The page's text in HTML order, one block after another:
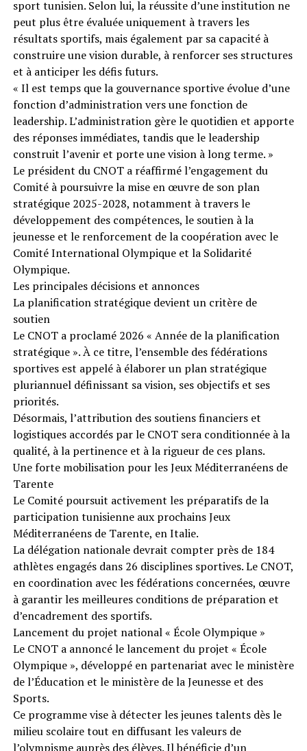
sport tunisien. Selon lui, la réussite d’une institution ne
peut plus être évaluée uniquement à travers les
résultats sportifs, mais également par sa capacité à
construire une vision durable, à renforcer ses structures
et à anticiper les défis futurs.
« Il est temps que la gouvernance sportive évolue d’une
fonction d’administration vers une fonction de
leadership. L’administration gère le quotidien et apporte
des réponses immédiates, tandis que le leadership
construit l’avenir et porte une vision à long terme. »
Le président du CNOT a réaffirmé l’engagement du
Comité à poursuivre la mise en œuvre de son plan
stratégique 2025-2028, notamment à travers le
développement des compétences, le soutien à la
jeunesse et le renforcement de la coopération avec le
Comité International Olympique et la Solidarité
Olympique.
Les principales décisions et annonces
La planification stratégique devient un critère de
soutien
Le CNOT a proclamé 2026 « Année de la planification
stratégique ». À ce titre, l’ensemble des fédérations
sportives est appelé à élaborer un plan stratégique
pluriannuel définissant sa vision, ses objectifs et ses
priorités.
Désormais, l’attribution des soutiens financiers et
logistiques accordés par le CNOT sera conditionnée à la
qualité, à la pertinence et à la rigueur de ces plans.
Une forte mobilisation pour les Jeux Méditerranéens de
Tarente
Le Comité poursuit activement les préparatifs de la
participation tunisienne aux prochains Jeux
Méditerranéens de Tarente, en Italie.
La délégation nationale devrait compter près de 184
athlètes engagés dans 26 disciplines sportives. Le CNOT,
en coordination avec les fédérations concernées, œuvre
à garantir les meilleures conditions de préparation et
d’encadrement des sportifs.
Lancement du projet national « École Olympique »
Le CNOT a annoncé le lancement du projet « École
Olympique », développé en partenariat avec le ministère
de l’Éducation et le ministère de la Jeunesse et des
Sports.
Ce programme vise à détecter les jeunes talents dès le
milieu scolaire tout en diffusant les valeurs de
l’olympisme auprès des élèves. Il bénéficie d’un